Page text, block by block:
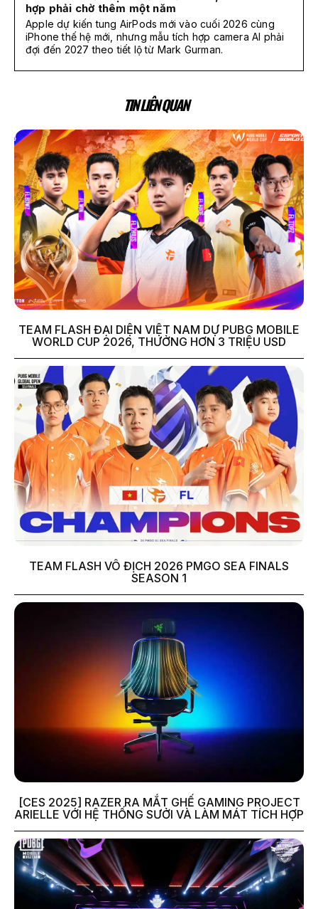
hợp phải chờ thêm một năm
Apple dự kiến tung AirPods mới vào cuối 2026 cùng
iPhone thế hệ mới, nhưng mẫu tích hợp camera AI phải
đợi đến 2027 theo tiết lộ từ Mark Gurman.
TIN LIÊN QUAN
TEAM FLASH ĐẠI DIỆN VIỆT NAM DỰ PUBG MOBILE
WORLD CUP 2026, THƯỞNG HƠN 3 TRIỆU USD
TEAM FLASH VÔ ĐỊCH 2026 PMGO SEA FINALS
SEASON 1
[CES 2025] RAZER RA MẮT GHẾ GAMING PROJECT
ARIELLE VỚI HỆ THỐNG SƯỞI VÀ LÀM MÁT TÍCH HỢP